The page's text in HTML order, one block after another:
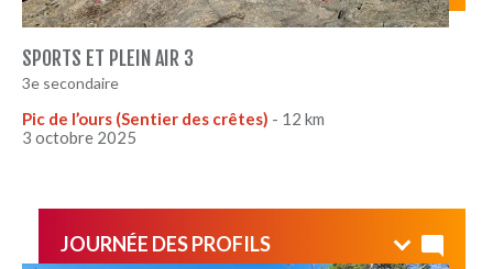
SPORTS ET PLEIN AIR 3
3e secondaire
Pic de l’ours (Sentier des crêtes) - 12 km
3 octobre 2025
JOURNÉE DES PROFILS